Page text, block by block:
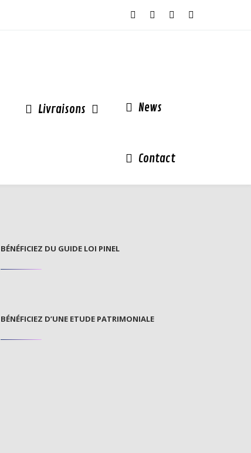
Livraisons News
Contact
BÉNÉFICIEZ DU GUIDE LOI PINEL
BÉNÉFICIEZ D’UNE ETUDE PATRIMONIALE